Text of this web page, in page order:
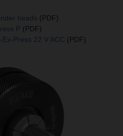
heads (PDF)
P (PDF)
Press 22 V ACC (PDF)